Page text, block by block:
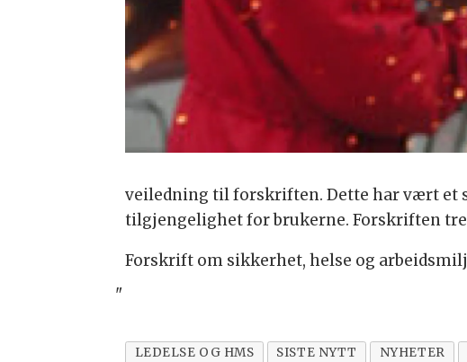
veiledning til forskriften. Dette har vært et
tilgjengelighet for brukerne. Forskriften
Forskrift om sikkerhet, helse og
"
LEDELSE OG HMS SISTE NYTT NYHETER